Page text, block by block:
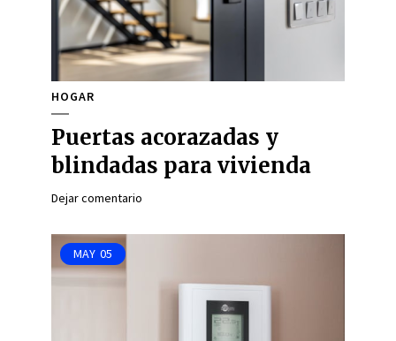
HOGAR
Puertas acorazadas y
blindadas para vivienda
Dejar comentario
MAY 05